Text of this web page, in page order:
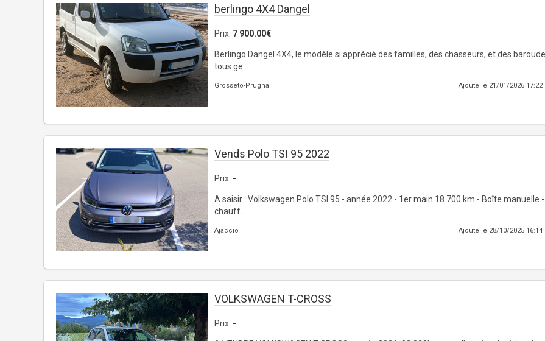
berlingo 4X4 Dangel
Prix: 7 900.00€
Berlingo Dangel 4X4, le modèle si apprécié des familles, des chasseurs, et des
tous ge...
Grosseto-Prugna Ajouté le 21/01/2026 17:22
Vends Polo TSI 95 2022
Prix: -
A saisir : Volkswagen Polo TSI 95 - année 2022 - 1er main 18 700 km - Boîte manuelle
chauff...
Ajaccio Ajouté le 28/10/2025 16:14
VOLKSWAGEN T-CROSS
Prix: -